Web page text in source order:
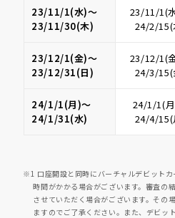
23/11/1(水)～
23/11/30(木)
23/11/1(
24/2/15(
23/12/1(金)～
23/12/31(日)
23/12/1(
24/3/15(
24/1/1(月)～
24/1/31(水)
24/1/1(
24/4/15(
※1 口座開設と同時にバーチャルデビット
時間がかかる場合がございます。審査の
させていただく場合がございます。その
ますのでご了承ください。また、デビッ